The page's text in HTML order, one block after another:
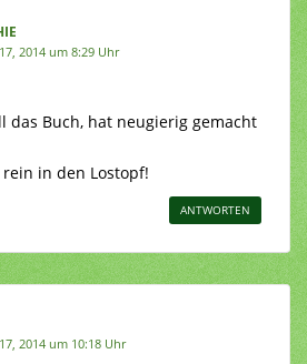
2014 um 8:29 Uhr
das Buch, hat neugierig gemacht
rein in den Lostopf!
ANTWORTEN
2014 um 10:18 Uhr